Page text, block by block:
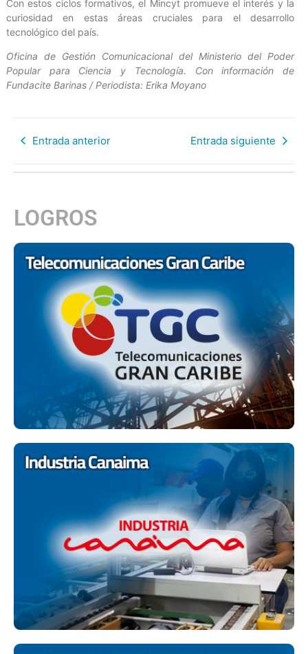
Con estos ciclos formativos, el Mincyt promueve el interés y la
curiosidad en estas áreas cruciales para el desarrollo
tecnológico del país.
Oficina de Gestión Comunicacional del Ministerio del Poder
Popular para Ciencia y Tecnología. Con información de
Fundacite Barinas / Periodista: Erika Moyano
Entrada anterior Entrada siguiente
LOGROS